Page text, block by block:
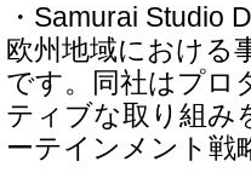
・Samurai Studio
欧州地域における
です。同社はプロ
ティブな取り組み
ーテインメント戦